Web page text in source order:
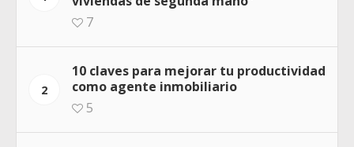
7
2
10 claves para mejorar tu productividad
como agente inmobiliario
5